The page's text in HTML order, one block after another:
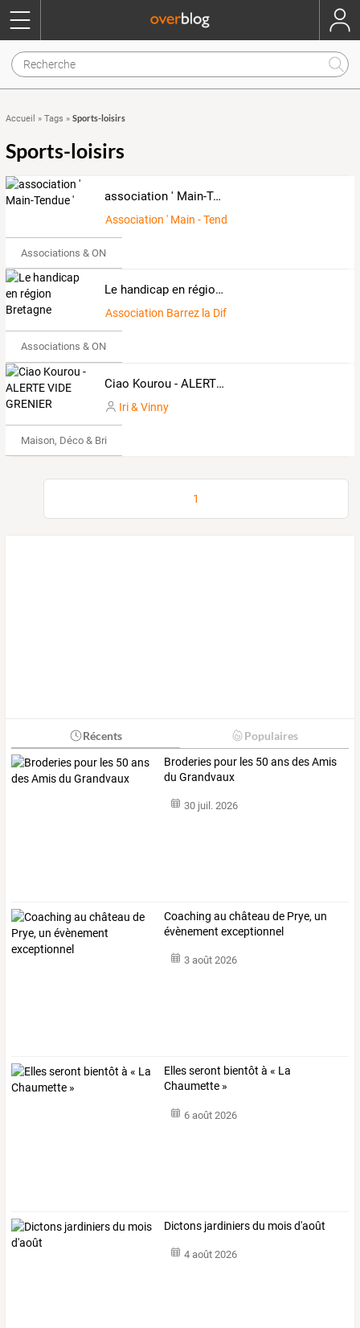
Accueil » Tags » Sports-loisirs
Sports-loisirs
association ' Main-Tendue '
Association ' Main - Tendue ' son but : être une
Associations & ONG
Le handicap en région Bretagne
Association Barrez la Différence
Associations & ONG
Ciao Kourou - ALERTE VIDE GRENIER
Iri & Vinny
Maison, Déco & Bricolage
1
Récents Populaires
Broderies pour les 50 ans des Amis
du Grandvaux
30 juil. 2026
Coaching au château de Prye, un
évènement exceptionnel
3 août 2026
Elles seront bientôt à « La
Chaumette »
6 août 2026
Dictons jardiniers du mois d'août
4 août 2026